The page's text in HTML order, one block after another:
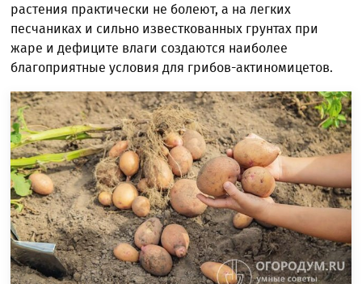
растения практически не болеют, а на легких
песчаниках и сильно известкованных грунтах при
жаре и дефиците влаги создаются наиболее
благоприятные условия для грибов-актиномицетов.